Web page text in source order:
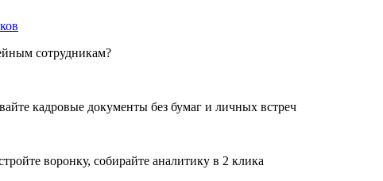
сотрудникам?
кадровые документы без бумаг и личных встреч
воронку, собирайте аналитику в 2 клика